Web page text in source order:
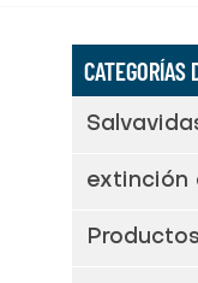
CATEGORÍAS
extinción